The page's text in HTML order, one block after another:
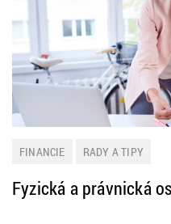
FINANCIE RADY A TIPY
Fyzická a právnická